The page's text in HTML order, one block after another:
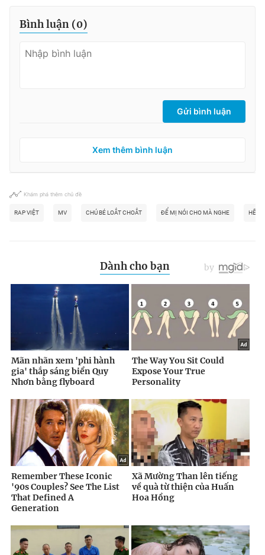
Bình luận (0)
Gửi bình luận
Xem thêm bình luận
Khám phá thêm chủ đề
RAP VIỆT MV CHÚ BÉ LOẮT CHOẮT ĐỂ MỊ NÓI CHO MÀ NGHE HẾT